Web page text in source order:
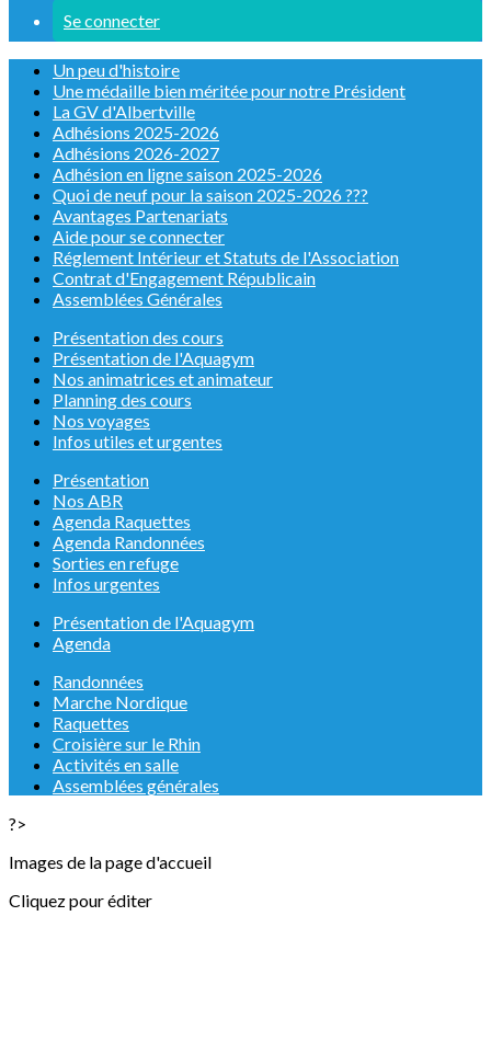
Se connecter
Un peu d'histoire
Une médaille bien méritée pour notre Président
La GV d'Albertville
Adhésions 2025-2026
Adhésions 2026-2027
Adhésion en ligne saison 2025-2026
Quoi de neuf pour la saison 2025-2026 ???
Avantages Partenariats
Aide pour se connecter
Réglement Intérieur et Statuts de l'Association
Contrat d'Engagement Républicain
Assemblées Générales
Présentation des cours
Présentation de l'Aquagym
Nos animatrices et animateur
Planning des cours
Nos voyages
Infos utiles et urgentes
Présentation
Nos ABR
Agenda Raquettes
Agenda Randonnées
Sorties en refuge
Infos urgentes
Présentation de l'Aquagym
Agenda
Randonnées
Marche Nordique
Raquettes
Croisière sur le Rhin
Activités en salle
Assemblées générales
?>
Images de la page d'accueil
Cliquez pour éditer